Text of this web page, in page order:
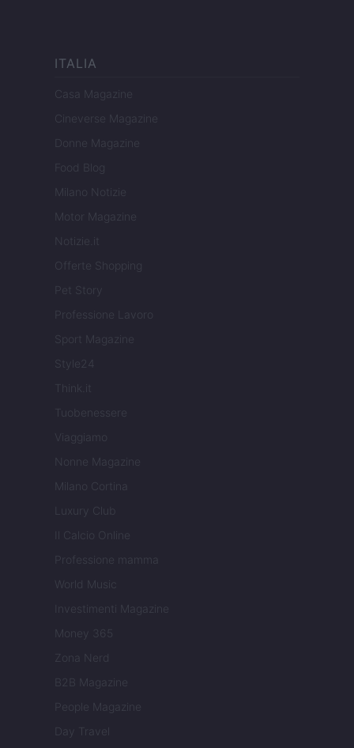
ITALIA
Casa Magazine
Cineverse Magazine
Donne Magazine
Food Blog
Milano Notizie
Motor Magazine
Notizie.it
Offerte Shopping
Pet Story
Professione Lavoro
Sport Magazine
Style24
Think.it
Tuobenessere
Viaggiamo
Nonne Magazine
Milano Cortina
Luxury Club
Il Calcio Online
Professione mamma
World Music
Investimenti Magazine
Money 365
Zona Nerd
B2B Magazine
People Magazine
Day Travel